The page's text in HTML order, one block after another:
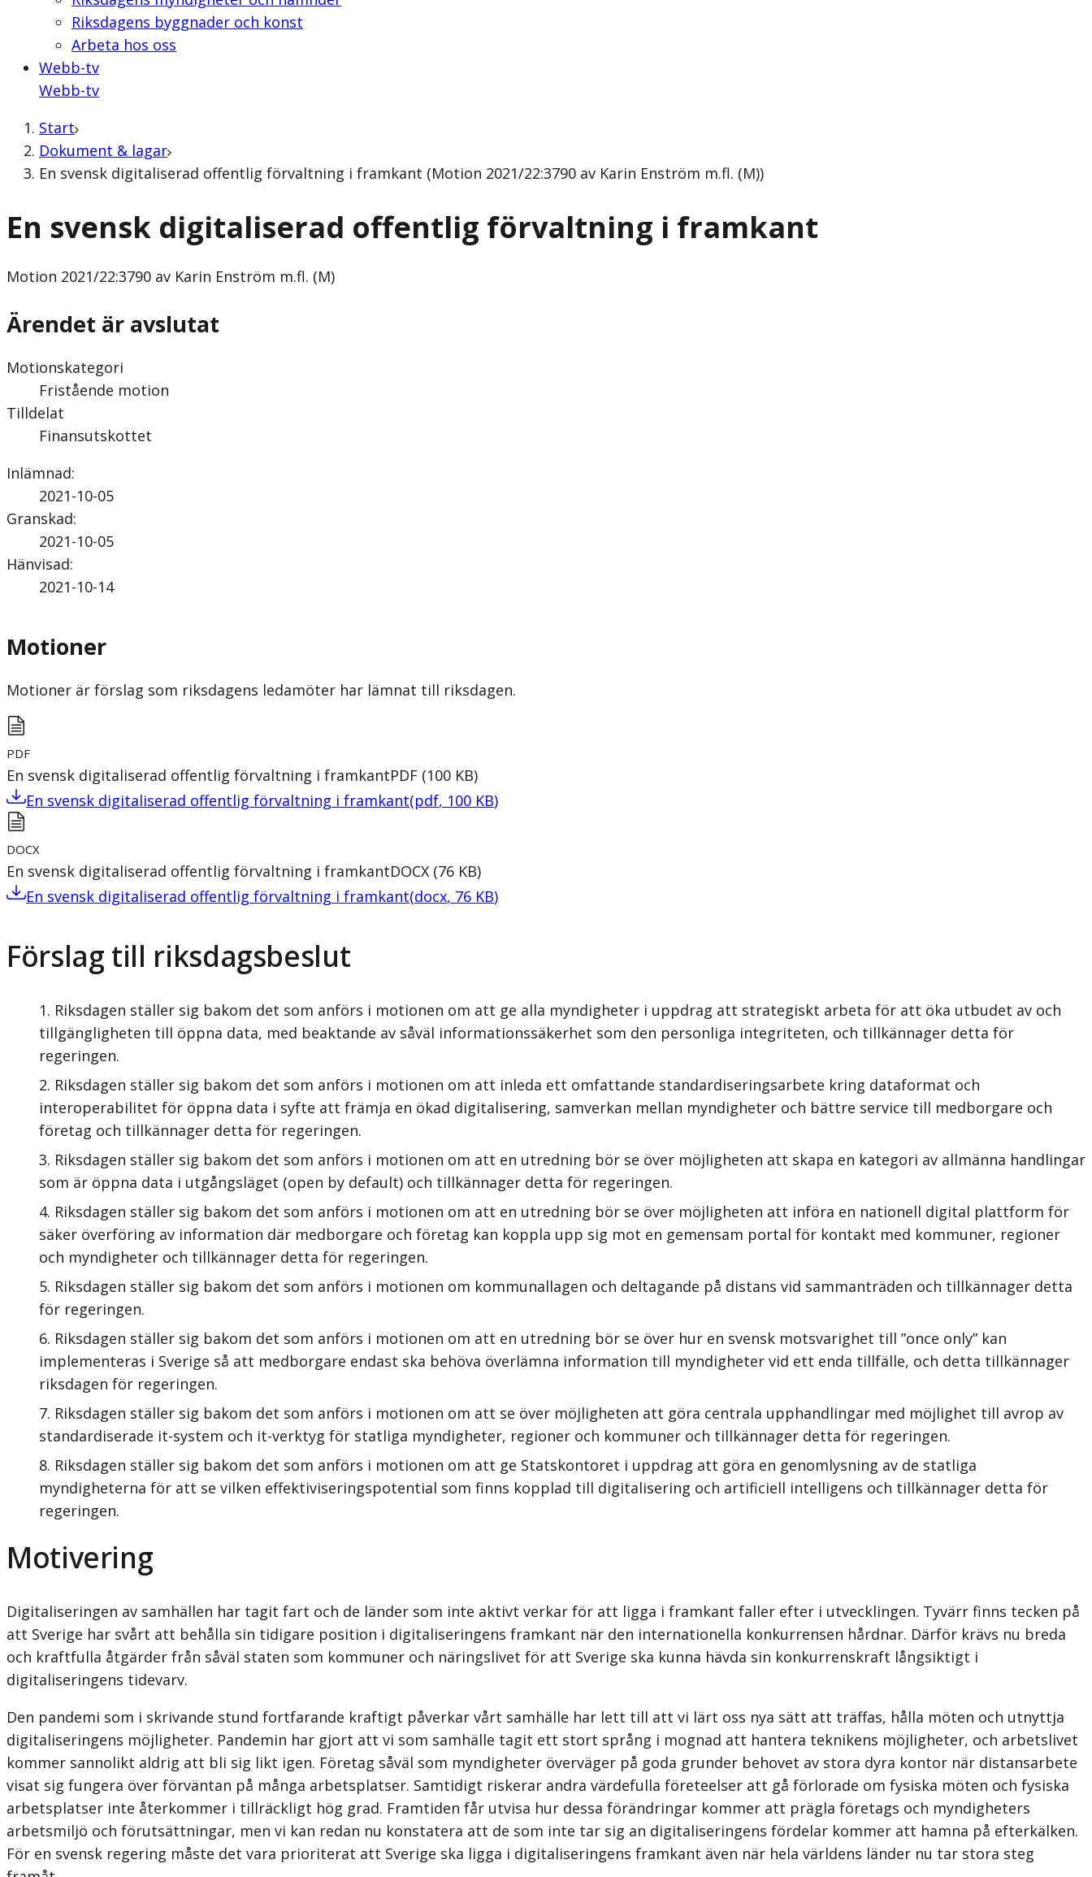
Riksdagens byggnader och konst
Arbeta hos oss
Webb-tv
Webb-tv
Start
Dokument & lagar
En svensk digitaliserad offentlig förvaltning i framkant (Motion 2021/22:3790 av Karin Enström m.fl. (M))
En svensk digitaliserad offentlig förvaltning i framkant
Motion 2021/22:3790 av Karin Enström m.fl. (M)
Ärendet är avslutat
Motionskategori
Fristående motion
Tilldelat
Finansutskottet
Inlämnad:
2021-10-05
Granskad:
2021-10-05
Hänvisad:
2021-10-14
Motioner
Motioner är förslag som riksdagens ledamöter har lämnat till riksdagen.
PDF
En svensk digitaliserad offentlig förvaltning i framkantPDF (100 KB)
En svensk digitaliserad offentlig förvaltning i framkant(pdf, 100 KB)
DOCX
En svensk digitaliserad offentlig förvaltning i framkantDOCX (76 KB)
En svensk digitaliserad offentlig förvaltning i framkant(docx, 76 KB)
Förslag till riksdagsbeslut
Riksdagen ställer sig bakom det som anförs i motionen om att ge alla myndigheter i uppdrag att strategiskt arbeta för att öka utbudet av och
tillgängligheten till öppna data, med beaktande av såväl informationssäkerhet som den personliga integriteten, och tillkännager detta för
regeringen.
Riksdagen ställer sig bakom det som anförs i motionen om att inleda ett omfattande standardiseringsarbete kring dataformat och
interoperabilitet för öppna data i syfte att främja en ökad digitalisering, samverkan mellan myndigheter och bättre service till medborgare och
företag och tillkännager detta för regeringen.
Riksdagen ställer sig bakom det som anförs i motionen om att en utredning bör se över möjligheten att skapa en kategori av allmänna handlingar
som är öppna data i utgångsläget (open by default) och tillkännager detta för regeringen.
Riksdagen ställer sig bakom det som anförs i motionen om att en utredning bör se över möjligheten att införa en nationell digital plattform för
säker överföring av information där medborgare och företag kan koppla upp sig mot en gemensam portal för kontakt med kommuner, regioner
och myndigheter och tillkännager detta för regeringen.
Riksdagen ställer sig bakom det som anförs i motionen om kommunallagen och deltagande på distans vid sammanträden och tillkännager detta
för regeringen.
Riksdagen ställer sig bakom det som anförs i motionen om att en utredning bör se över hur en svensk motsvarighet till ”once only” kan
implementeras i Sverige så att medborgare endast ska behöva överlämna information till myndigheter vid ett enda tillfälle, och detta tillkännager
riksdagen för regeringen.
Riksdagen ställer sig bakom det som anförs i motionen om att se över möjligheten att göra centrala upphandlingar med möjlighet till avrop av
standardiserade it-system och it-verktyg för statliga myndigheter, regioner och kommuner och tillkännager detta för regeringen.
Riksdagen ställer sig bakom det som anförs i motionen om att ge Statskontoret i uppdrag att göra en genomlysning av de statliga
myndigheterna för att se vilken effektiviseringspotential som finns kopplad till digitalisering och artificiell intelligens och tillkännager detta för
regeringen.
Motivering
Digitaliseringen av samhällen har tagit fart och de länder som inte aktivt verkar för att ligga i framkant faller efter i utvecklingen. Tyvärr finns tecken på
att Sverige har svårt att behålla sin tidigare position i digitaliseringens framkant när den internationella konkurrensen hårdnar. Därför krävs nu breda
och kraftfulla åtgärder från såväl staten som kommuner och näringslivet för att Sverige ska kunna hävda sin konkurrenskraft långsiktigt i
digitaliseringens tidevarv.
Den pandemi som i skrivande stund fortfarande kraftigt påverkar vårt samhälle har lett till att vi lärt oss nya sätt att träffas, hålla möten och utnyttja
digitaliseringens möjligheter. Pandemin har gjort att vi som samhälle tagit ett stort språng i mognad att hantera teknikens möjligheter, och arbetslivet
kommer sannolikt aldrig att bli sig likt igen. Företag såväl som myndigheter överväger på goda grunder behovet av stora dyra kontor när distansarbete
visat sig fungera över förväntan på många arbetsplatser. Sam­tidigt riskerar andra värdefulla företeelser att gå förlorade om fysiska möten och fysiska
arbetsplatser inte återkommer i tillräckligt hög grad. Framtiden får utvisa hur dessa för­ändringar kommer att prägla företags och myndigheters
arbetsmiljö och förutsättningar, men vi kan redan nu konstatera att de som inte tar sig an digitaliseringens fördelar kommer att hamna på efterkälken.
För en svensk regering måste det vara prioriterat att Sverige ska ligga i digitaliseringens framkant även när hela världens länder nu tar stora steg